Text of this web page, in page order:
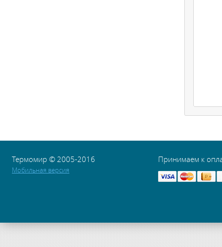
Термомир © 2005-2016
Мобильная версия
Принимаем к